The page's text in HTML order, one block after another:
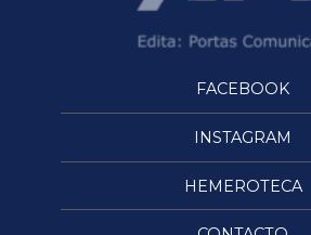
FACEBOOK
INSTAGRAM
HEMEROTECA